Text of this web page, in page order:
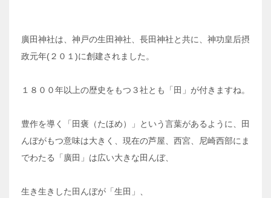
廣田神社は、神戸の生田神社、長田神社と共に、神功皇后摂
政元年(２０１)に創建されました。
１８００年以上の歴史をもつ３社とも「田」が付きますね。
豊作を導く「田褒（たほめ）」という言葉があるように、田
んぼがもつ意味は大きく、現在の芦屋、西宮、尼崎西部にま
でわたる「廣田」は広い大きな田んぼ、
生き生きした田んぼが「生田」、